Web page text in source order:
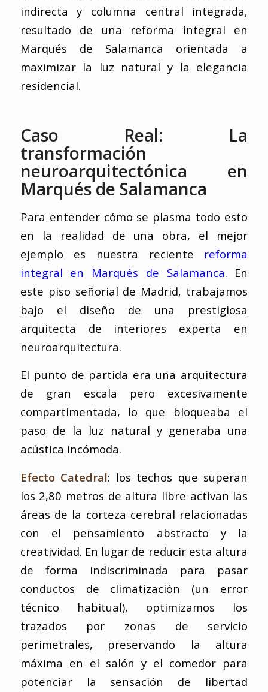
Caso Real: La
transformación
neuroarquitectónica en
Marqués de Salamanca
Para entender cómo se plasma todo esto
en la realidad de una obra, el mejor
ejemplo es nuestra reciente reforma
integral en Marqués de Salamanca. En
este piso señorial de Madrid, trabajamos
bajo el diseño de una prestigiosa
arquitecta de interiores experta en
neuroarquitectura.
El punto de partida era una arquitectura
de gran escala pero excesivamente
compartimentada, lo que bloqueaba el
paso de la luz natural y generaba una
acústica incómoda.
Efecto Catedral: los techos que superan
los 2,80 metros de altura libre activan las
áreas de la corteza cerebral relacionadas
con el pensamiento abstracto y la
creatividad. En lugar de reducir esta altura
de forma indiscriminada para pasar
conductos de climatización (un error
técnico habitual), optimizamos los
trazados por zonas de servicio
perimetrales, preservando la altura
máxima en el salón y el comedor para
potenciar la sensación de libertad